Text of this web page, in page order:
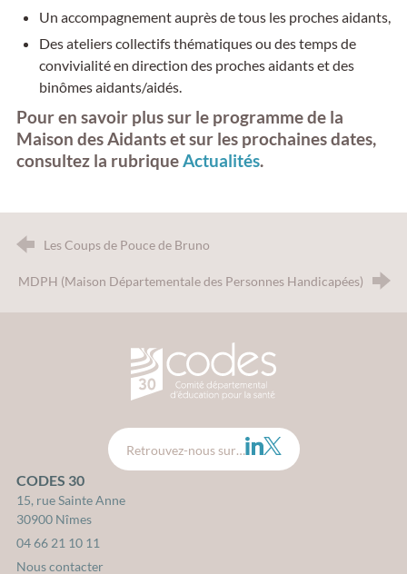
Un accompagnement auprès de tous les proches aidants,
Des ateliers collectifs thématiques ou des temps de
convivialité en direction des proches aidants et des
binômes aidants/aidés.
Pour en savoir plus sur le programme de la
Maison des Aidants et sur les prochaines dates,
consultez la rubriqueActualités.
Les Coups de Pouce de Bruno
MDPH (Maison Départementale des Personnes Handicapées)
CODES 30 - Comité
Retrouvez-nous sur… LinkedIn
Twitter
CODES 30
15, rue Sainte Anne
30900 Nîmes
04 66 21 10 11
Nous contacter